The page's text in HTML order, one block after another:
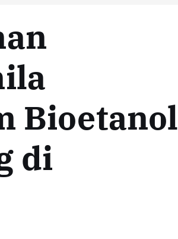
Bioetanol
di